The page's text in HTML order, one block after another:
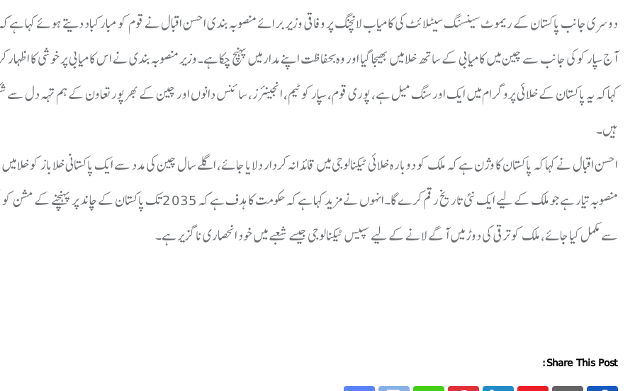
دوسری جانب پاکستان کے ریموٹ سینسنگ سیٹلائٹ کی کامیاب لانچنگ پر وفاقی وزیر برائے منصوبہ بندی احسن اقبال نے قوم کو مبارکباد دیتے ہوئے کہا ہے
آج سپارکو کی جانب سے چین میں کامیابی کے ساتھ خلا میں بھیجا گیا اور وہ بحفاظت اپنے مدار میں پہنچ چکا ہے۔وزیر منصوبہ بندی نے اس کامیابی پر خوشی کا
کہا کہ یہ پاکستان کے خلائی پروگرام میں ایک اور سنگ میل ہے، پوری قوم، سپارکو ٹیم، انجینئرز، سائنس دانوں اور چین کے بھرپور تعاون کے ہم تہہ دل سے
ہیں۔
احسن اقبال نے کہا کہ پاکستان کا وژن ہے کہ ملک کو دوبارہ خلائی ٹیکنالوجی میں قائدانہ کردار دلایا جائے، اگلے سال چین کی مدد سے ایک پاکستانی خلاباز کو خلا میں
منصوبہ تیار ہے جو ملک کے لیے ایک نئی تاریخ رقم کرے گا۔انہوں نے مزید کہا ہے کہ حکومت کا ہدف ہے کہ 2035 تک پاکستان کے
سے مکمل کیا جائے، ملک کو ترقی کی دوڑ میں آگے لانے کے لیے سپیس ٹیکنالوجی جیسے شعبے میں خود انحصاری ناگزیر ہے۔
Share This Post: